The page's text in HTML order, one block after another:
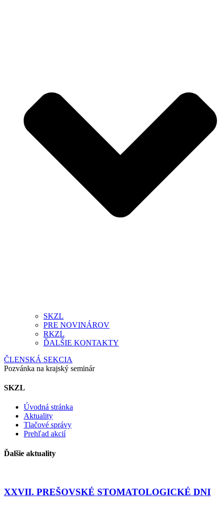
SKZL
PRE NOVINÁROV
RKZL
ĎALŠIE KONTAKTY
ČLENSKÁ SEKCIA
Pozvánka na krajský seminár
SKZL
Úvodná stránka
Aktuality
Tlačové správy
Prehľad akcií
Ďalšie aktuality
XXVII. PREŠOVSKÉ STOMATOLOGICKÉ DNI